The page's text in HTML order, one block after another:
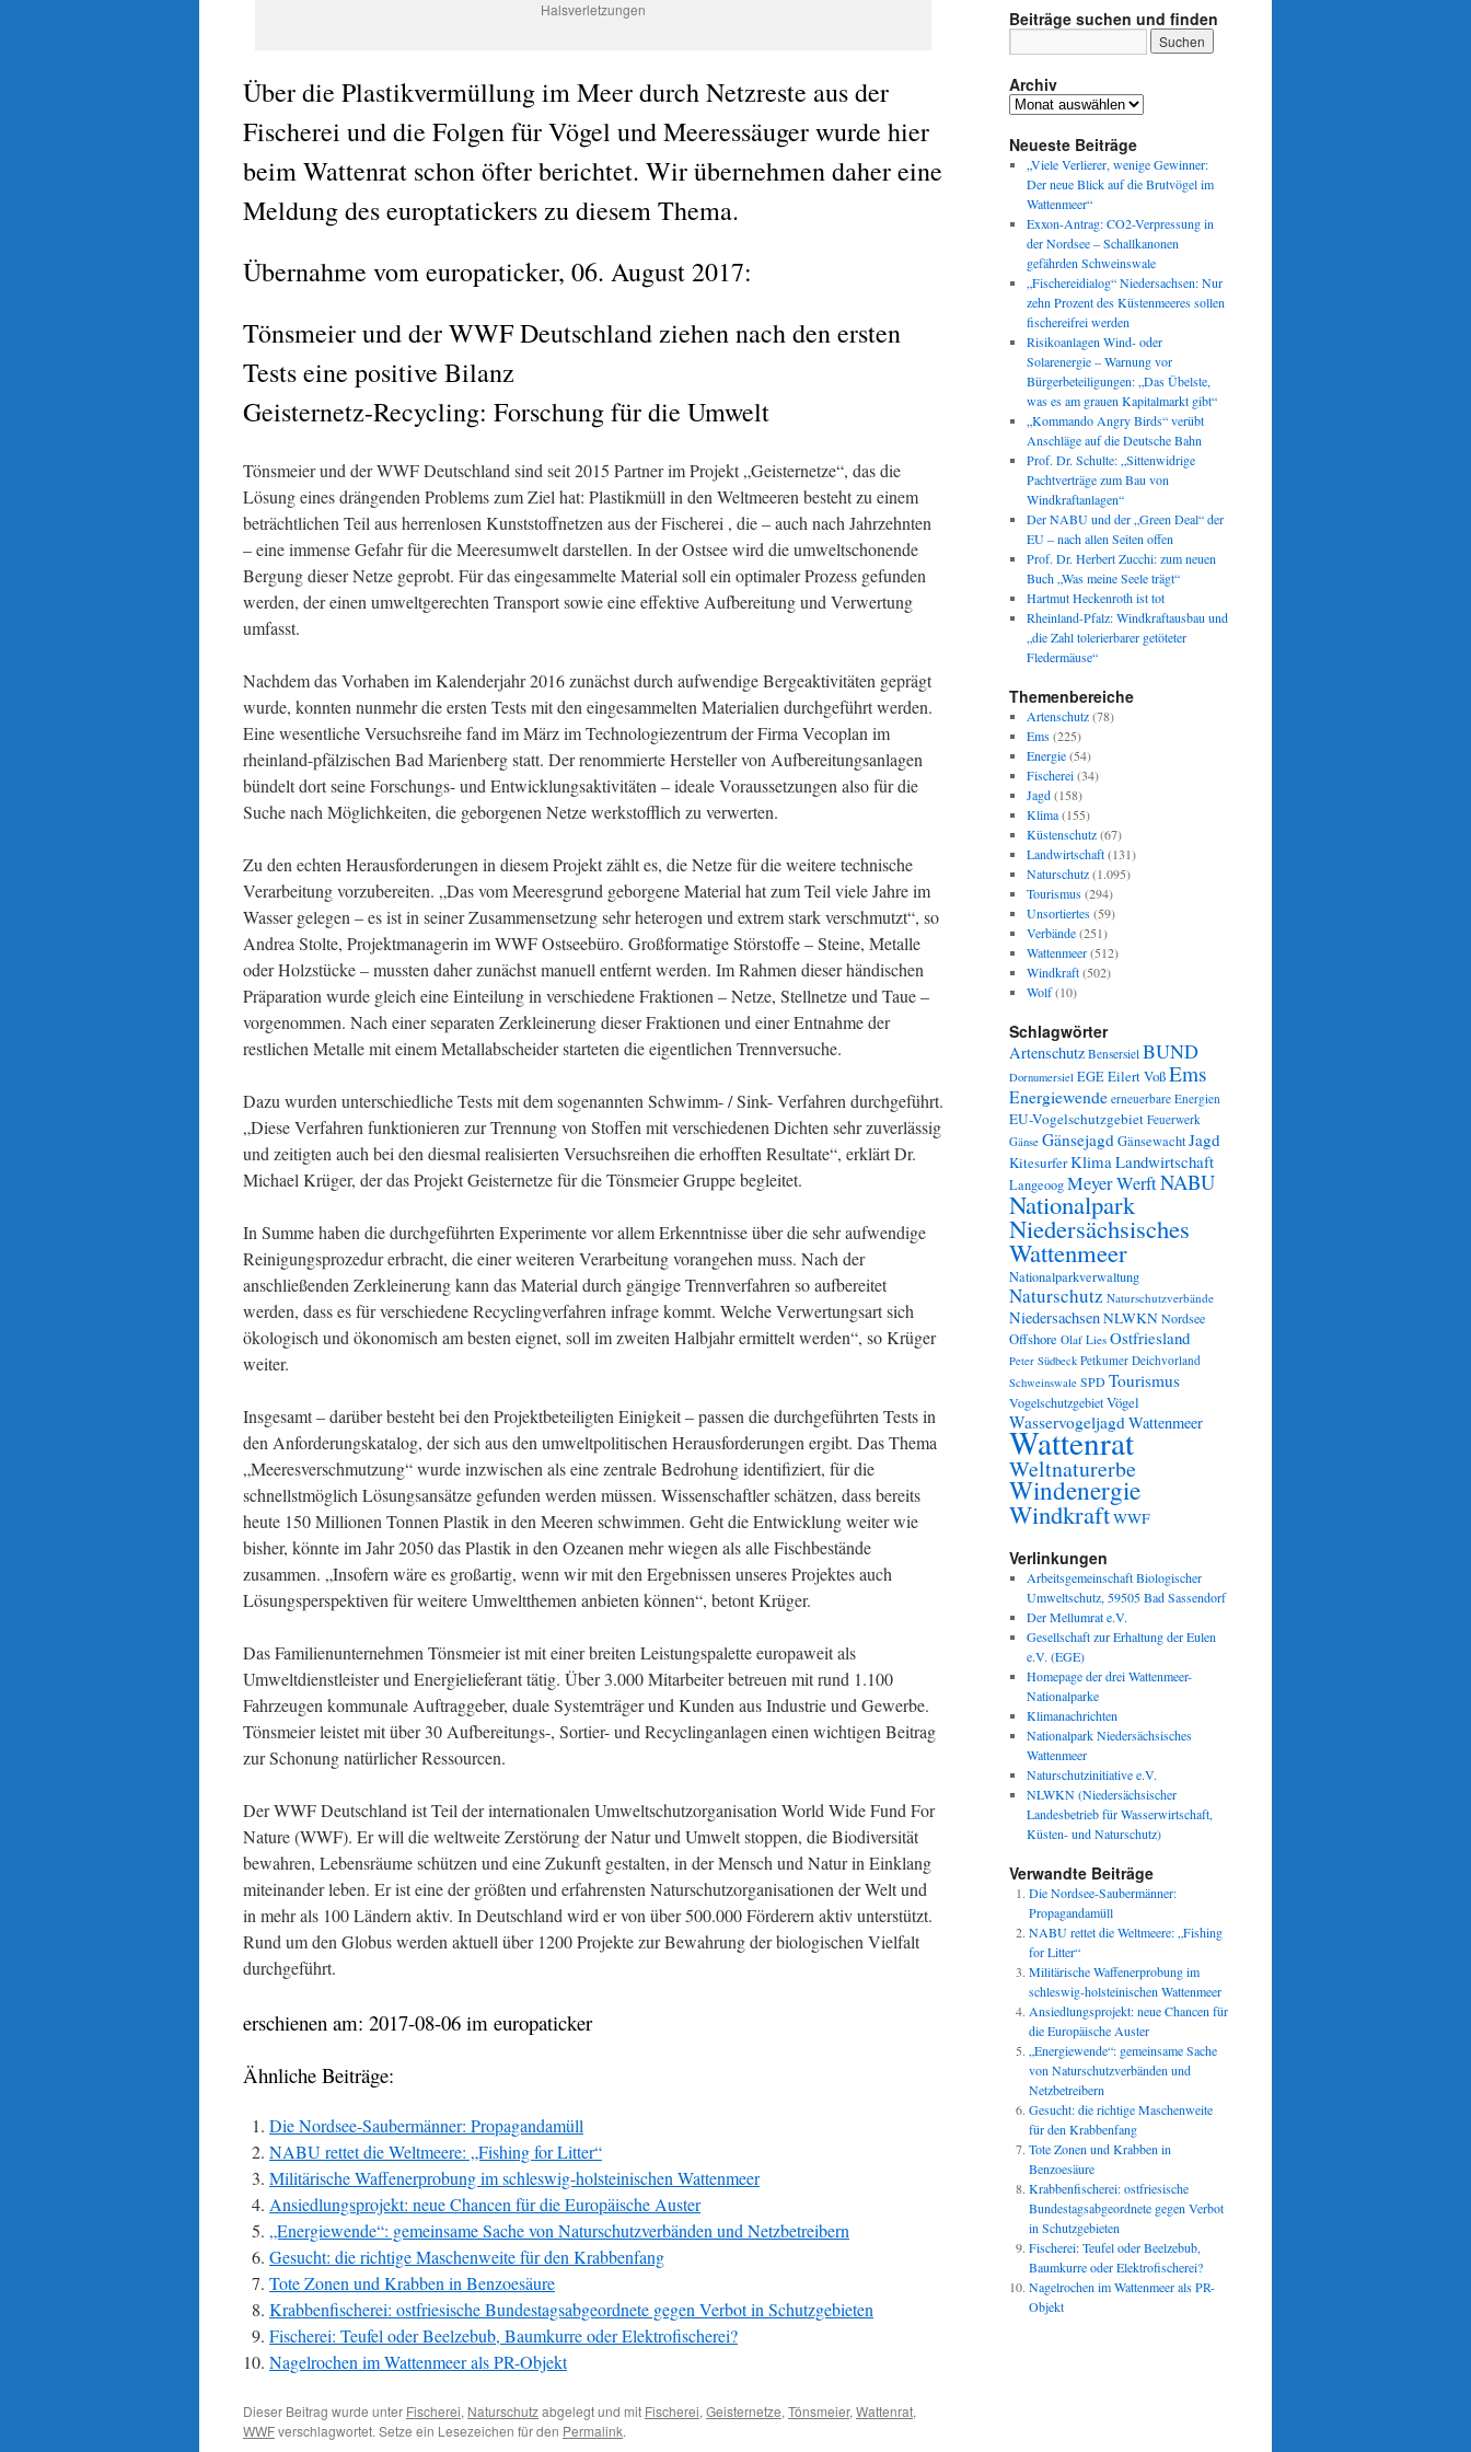
Halsverletzungen
Über die Plastikvermüllung im Meer durch Netzreste aus der
Fischerei und die Folgen für Vögel und Meeressäuger wurde hier
beim Wattenrat schon öfter berichtet. Wir übernehmen daher eine
Meldung des europtatickers zu diesem Thema.
Übernahme vom europaticker, 06. August 2017:
Tönsmeier und der WWF Deutschland ziehen nach den ersten
Tests eine positive Bilanz
Geisternetz-Recycling: Forschung für die Umwelt
Tönsmeier und der WWF Deutschland sind seit 2015 Partner im Projekt „Geisternetze“, das die
Lösung eines drängenden Problems zum Ziel hat: Plastikmüll in den Weltmeeren besteht zu einem
beträchtlichen Teil aus herrenlosen Kunststoffnetzen aus der Fischerei , die – auch nach Jahrzehnten
– eine immense Gefahr für die Meeresumwelt darstellen. In der Ostsee wird die umweltschonende
Bergung dieser Netze geprobt. Für das eingesammelte Material soll ein optimaler Prozess gefunden
werden, der einen umweltgerechten Transport sowie eine effektive Aufbereitung und Verwertung
umfasst.
Nachdem das Vorhaben im Kalenderjahr 2016 zunächst durch aufwendige Bergeaktivitäten geprägt
wurde, konnten nunmehr die ersten Tests mit den eingesammelten Materialien durchgeführt werden.
Eine wesentliche Versuchsreihe fand im März im Technologiezentrum der Firma Vecoplan im
rheinland-pfälzischen Bad Marienberg statt. Der renommierte Hersteller von Aufbereitungsanlagen
bündelt dort seine Forschungs- und Entwicklungsaktivitäten – ideale Voraussetzungen also für die
Suche nach Möglichkeiten, die geborgenen Netze werkstofflich zu verwerten.
Zu den echten Herausforderungen in diesem Projekt zählt es, die Netze für die weitere technische
Verarbeitung vorzubereiten. „Das vom Meeresgrund geborgene Material hat zum Teil viele Jahre im
Wasser gelegen – es ist in seiner Zusammensetzung sehr heterogen und extrem stark verschmutzt“, so
Andrea Stolte, Projektmanagerin im WWF Ostseebüro. Großformatige Störstoffe – Steine, Metalle
oder Holzstücke – mussten daher zunächst manuell entfernt werden. Im Rahmen dieser händischen
Präparation wurde gleich eine Einteilung in verschiedene Fraktionen – Netze, Stellnetze und Taue –
vorgenommen. Nach einer separaten Zerkleinerung dieser Fraktionen und einer Entnahme der
restlichen Metalle mit einem Metallabscheider starteten die eigentlichen Trennversuche.
Dazu wurden unterschiedliche Tests mit dem sogenannten Schwimm- / Sink- Verfahren durchgeführt.
„Diese Verfahren funktionieren zur Trennung von Stoffen mit verschiedenen Dichten sehr zuverlässig
und zeitigten auch bei den diesmal realisierten Versuchsreihen die erhofften Resultate“, erklärt Dr.
Michael Krüger, der das Projekt Geisternetze für die Tönsmeier Gruppe begleitet.
In Summe haben die durchgeführten Experimente vor allem Erkenntnisse über die sehr aufwendige
Reinigungsprozedur erbracht, die einer weiteren Verarbeitung vorangehen muss. Nach der
anschließenden Zerkleinerung kann das Material durch gängige Trennverfahren so aufbereitet
werden, dass es für verschiedene Recyclingverfahren infrage kommt. Welche Verwertungsart sich
ökologisch und ökonomisch am besten eignet, soll im zweiten Halbjahr ermittelt werden“, so Krüger
weiter.
Insgesamt – darüber besteht bei den Projektbeteiligten Einigkeit – passen die durchgeführten Tests in
den Anforderungskatalog, der sich aus den umweltpolitischen Herausforderungen ergibt. Das Thema
„Meeresverschmutzung“ wurde inzwischen als eine zentrale Bedrohung identifiziert, für die
schnellstmöglich Lösungsansätze gefunden werden müssen. Wissenschaftler schätzen, dass bereits
heute 150 Millionen Tonnen Plastik in den Meeren schwimmen. Geht die Entwicklung weiter wie
bisher, könnte im Jahr 2050 das Plastik in den Ozeanen mehr wiegen als alle Fischbestände
zusammen. „Insofern wäre es großartig, wenn wir mit den Ergebnissen unseres Projektes auch
Lösungsperspektiven für weitere Umweltthemen anbieten können“, betont Krüger.
Das Familienunternehmen Tönsmeier ist mit einer breiten Leistungspalette europaweit als
Umweltdienstleister und Energielieferant tätig. Über 3.000 Mitarbeiter betreuen mit rund 1.100
Fahrzeugen kommunale Auftraggeber, duale Systemträger und Kunden aus Industrie und Gewerbe.
Tönsmeier leistet mit über 30 Aufbereitungs-, Sortier- und Recyclinganlagen einen wichtigen Beitrag
zur Schonung natürlicher Ressourcen.
Der WWF Deutschland ist Teil der internationalen Umweltschutzorganisation World Wide Fund For
Nature (WWF). Er will die weltweite Zerstörung der Natur und Umwelt stoppen, die Biodiversität
bewahren, Lebensräume schützen und eine Zukunft gestalten, in der Mensch und Natur in Einklang
miteinander leben. Er ist eine der größten und erfahrensten Naturschutzorganisationen der Welt und
in mehr als 100 Ländern aktiv. In Deutschland wird er von über 500.000 Förderern aktiv unterstützt.
Rund um den Globus werden aktuell über 1200 Projekte zur Bewahrung der biologischen Vielfalt
durchgeführt.
erschienen am: 2017-08-06 im europaticker
Ähnliche Beiträge:
Die Nordsee-Saubermänner: Propagandamüll
NABU rettet die Weltmeere: „Fishing for Litter“
Militärische Waffenerprobung im schleswig-holsteinischen Wattenmeer
Ansiedlungsprojekt: neue Chancen für die Europäische Auster
„Energiewende“: gemeinsame Sache von Naturschutzverbänden und Netzbetreibern
Gesucht: die richtige Maschenweite für den Krabbenfang
Tote Zonen und Krabben in Benzoesäure
Krabbenfischerei: ostfriesische Bundestagsabgeordnete gegen Verbot in Schutzgebieten
Fischerei: Teufel oder Beelzebub, Baumkurre oder Elektrofischerei?
Nagelrochen im Wattenmeer als PR-Objekt
Dieser Beitrag wurde unter Fischerei, Naturschutzabgelegt und mit Fischerei, Geisternetze, Tönsmeier, Wattenrat,
WWFverschlagwortet. Setze ein Lesezeichen für den Permalink.
Beiträge suchen und finden
Archiv
Archiv
Neueste Beiträge
„Viele Verlierer, wenige Gewinner:
Der neue Blick auf die Brutvögel im
Wattenmeer“
Exxon-Antrag: CO2-Verpressung in
der Nordsee – Schallkanonen
gefährden Schweinswale
„Fischereidialog“ Niedersachsen: Nur
zehn Prozent des Küstenmeeres sollen
fischereifrei werden
Risikoanlagen Wind- oder
Solarenergie – Warnung vor
Bürgerbeteiligungen: „Das Übelste,
was es am grauen Kapitalmarkt gibt“
„Kommando Angry Birds“ verübt
Anschläge auf die Deutsche Bahn
Prof. Dr. Schulte: „Sittenwidrige
Pachtverträge zum Bau von
Windkraftanlagen“
Der NABU und der „Green Deal“ der
EU – nach allen Seiten offen
Prof. Dr. Herbert Zucchi: zum neuen
Buch „Was meine Seele trägt“
Hartmut Heckenroth ist tot
Rheinland-Pfalz: Windkraftausbau und
„die Zahl tolerierbarer getöteter
Fledermäuse“
Themenbereiche
Artenschutz(78)
Ems(225)
Energie(54)
Fischerei(34)
Jagd(158)
Klima(155)
Küstenschutz(67)
Landwirtschaft(131)
Naturschutz(1.095)
Tourismus(294)
Unsortiertes(59)
Verbände(251)
Wattenmeer(512)
Windkraft(502)
Wolf(10)
Schlagwörter
Artenschutz Bensersiel BUND
Dornumersiel EGEEilert VoßEms
Energiewende erneuerbare Energien
EU-Vogelschutzgebiet Feuerwerk
Gänse GänsejagdGänsewachtJagd
KitesurferKlimaLandwirtschaft
LangeoogMeyer WerftNABU
Nationalpark
Niedersächsisches
Wattenmeer
Nationalparkverwaltung
Naturschutz Naturschutzverbände
NiedersachsenNLWKNNordsee
Offshore Olaf Lies Ostfriesland
Peter Südbeck Petkumer Deichvorland
Schweinswale SPDTourismus
VogelschutzgebietVögel
WasservogeljagdWattenmeer
Wattenrat
Weltnaturerbe
Windenergie
WindkraftWWF
Verlinkungen
Arbeitsgemeinschaft Biologischer
Umweltschutz, 59505 Bad Sassendorf
Der Mellumrat e.V.
Gesellschaft zur Erhaltung der Eulen
e.V. (EGE)
Homepage der drei Wattenmeer-
Nationalparke
Klimanachrichten
Nationalpark Niedersächsisches
Wattenmeer
Naturschutzinitiative e.V.
NLWKN (Niedersächsischer
Landesbetrieb für Wasserwirtschaft,
Küsten- und Naturschutz)
Verwandte Beiträge
Die Nordsee-Saubermänner:
Propagandamüll
NABU rettet die Weltmeere: „Fishing
for Litter“
Militärische Waffenerprobung im
schleswig-holsteinischen Wattenmeer
Ansiedlungsprojekt: neue Chancen für
die Europäische Auster
„Energiewende“: gemeinsame Sache
von Naturschutzverbänden und
Netzbetreibern
Gesucht: die richtige Maschenweite
für den Krabbenfang
Tote Zonen und Krabben in
Benzoesäure
Krabbenfischerei: ostfriesische
Bundestagsabgeordnete gegen Verbot
in Schutzgebieten
Fischerei: Teufel oder Beelzebub,
Baumkurre oder Elektrofischerei?
Nagelrochen im Wattenmeer als PR-
Objekt